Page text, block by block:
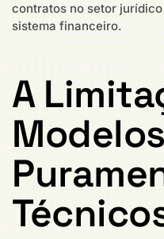
contratos no setor
sistema financeiro.
A
Modelos